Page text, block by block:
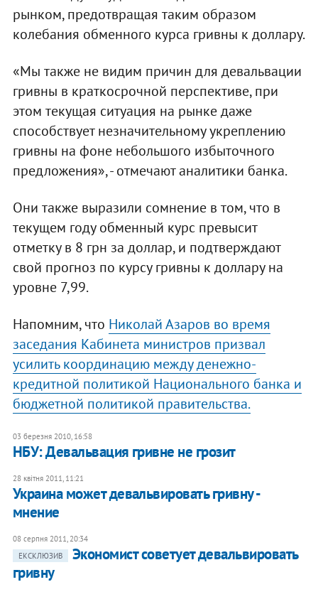
рынком, предотвращая таким образом
колебания обменного курса гривны к доллару.
«Мы также не видим причин для девальвации
гривны в краткосрочной перспективе, при
этом текущая ситуация на рынке даже
способствует незначительному укреплению
гривны на фоне небольшого избыточного
предложения», - отмечают аналитики банка.
Они также выразили сомнение в том, что в
текущем году обменный курс превысит
отметку в 8 грн за доллар, и подтверждают
свой прогноз по курсу гривны к доллару на
уровне 7,99.
Напомним, что Николай Азаров во время
заседания Кабинета министров призвал
усилить координацию между денежно-
кредитной политикой Национального банка и
бюджетной политикой правительства.
03 березня 2010, 16:58
НБУ: Девальвация гривне не грозит
28 квітня 2011, 11:21
​Украина может девальвировать гривну -
мнение
08 серпня 2011, 20:34
ЕКСКЛЮЗИВ
Экономист советует девальвировать
гривну